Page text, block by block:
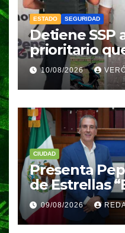
ESTADO SEGURIDAD
Detiene SSP
prioritario
Mixteca
10/08/2026
CIUDAD
Presenta
de Estrellas
para
cultura en
09/08/2026